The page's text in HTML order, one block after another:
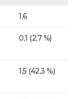
1,6
0,1 (2,7 %)
1,5 (42,3 %)